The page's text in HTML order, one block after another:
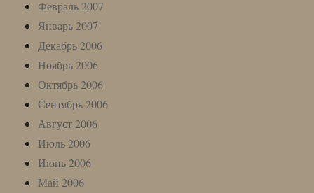
Февраль 2007
Январь 2007
Декабрь 2006
Ноябрь 2006
Октябрь 2006
Сентябрь 2006
Август 2006
Июль 2006
Июнь 2006
Май 2006